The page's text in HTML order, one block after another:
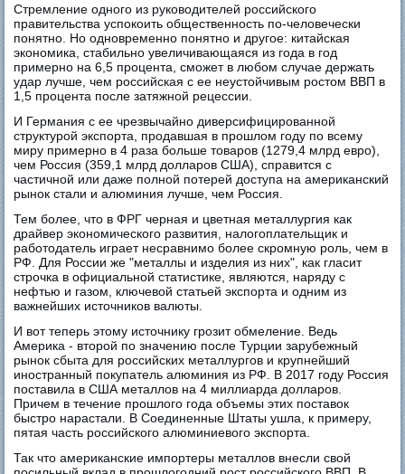
Стремление одного из руководителей российского
правительства успокоить общественность по-человечески
понятно. Но одновременно понятно и другое: китайская
экономика, стабильно увеличивающаяся из года в год
примерно на 6,5 процента, сможет в любом случае держать
удар лучше, чем российская с ее неустойчивым ростом ВВП в
1,5 процента после затяжной рецессии.
И Германия с ее чрезвычайно диверсифицированной
структурой экспорта, продавшая в прошлом году по всему
миру примерно в 4 раза больше товаров (1279,4 млрд евро),
чем Россия (359,1 млрд долларов США), справится с
частичной или даже полной потерей доступа на американский
рынок стали и алюминия лучше, чем Россия.
Тем более, что в ФРГ черная и цветная металлургия как
драйвер экономического развития, налогоплательщик и
работодатель играет несравнимо более скромную роль, чем в
РФ. Для России же "металлы и изделия из них", как гласит
строчка в официальной статистике, являются, наряду с
нефтью и газом, ключевой статьей экспорта и одним из
важнейших источников валюты.
И вот теперь этому источнику грозит обмеление. Ведь
Америка - второй по значению после Турции зарубежный
рынок сбыта для российских металлургов и крупнейший
иностранный покупатель алюминия из РФ. В 2017 году Россия
поставила в США металлов на 4 миллиарда долларов.
Причем в течение прошлого года объемы этих поставок
быстро нарастали. В Соединенные Штаты ушла, к примеру,
пятая часть российского алюминиевого экспорта.
Так что американские импортеры металлов внесли свой